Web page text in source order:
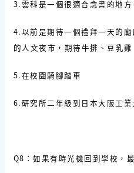
3.雲科是一個很適合念書的地方
4.以前是期待一個禮拜一天的
的人文夜市，期待牛排、豆乳雞
5.在校園騎腳踏車
6.研究所二年級到日本大阪工
Q8：如果有時光機回到學校，